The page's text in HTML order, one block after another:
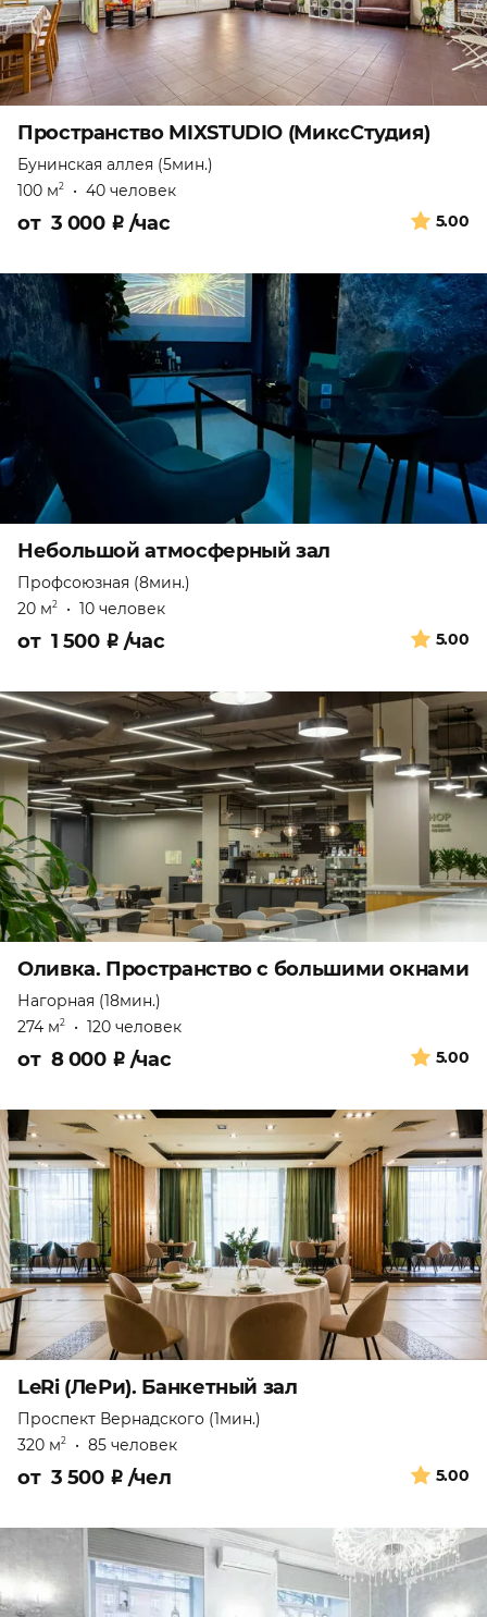
Пространство MIXSTUDIO (МиксСтудия)
Бунинская аллея (5мин.)
100 м2 • 40 человек
5.00
от 3 000 ₽ /час
Небольшой атмосферный зал
Профсоюзная (8мин.)
20 м2 • 10 человек
5.00
от 1 500 ₽ /час
Оливка. Пространство с большими окнами
Нагорная (18мин.)
274 м2 • 120 человек
5.00
от 8 000 ₽ /час
LeRi (ЛеРи). Банкетный зал
Проспект Вернадского (1мин.)
320 м2 • 85 человек
5.00
от 3 500 ₽ /чел